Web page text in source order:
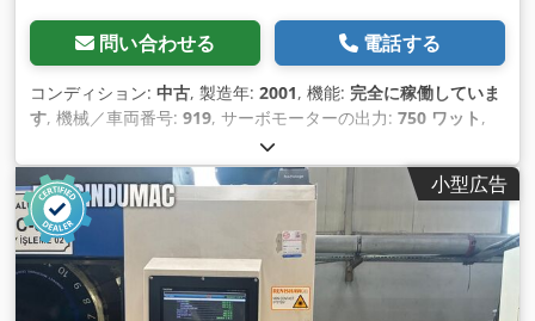
問い合わせる 電話する
コンディション: 中古, 製造年: 2001, 機能: 完全に稼働していま
す, 機械／車両番号: 919, サーボモーターの出力: 750 ワット ,
, 入力電流の種類:
mm, Y軸送り長さ:100 mm,
小型広告